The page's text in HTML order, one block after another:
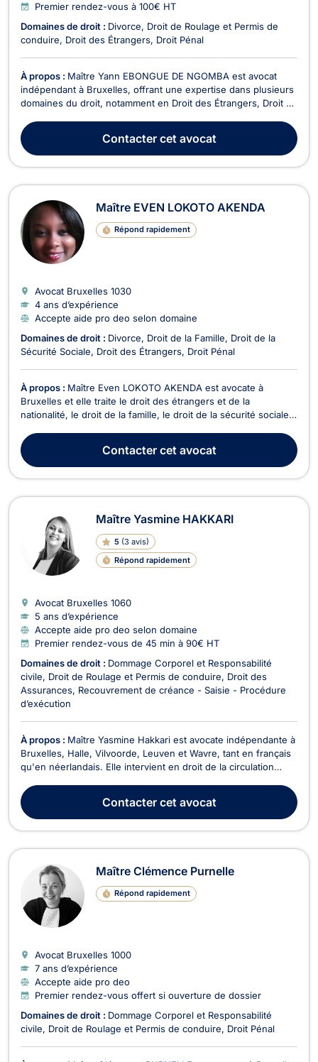
Premier rendez-vous à 100€ HT
Domaines de droit : Divorce
Droit de Roulage et Permis de
conduire
Droit des Étrangers Droit Pénal
À propos : Maître Yann EBONGUE DE NGOMBA est avocat
indépendant à Bruxelles, offrant une expertise dans plusieurs
domaines du droit, notamment en Droit des Étrangers, Droit de
le début de sa carrière en 2019, Maître EBONGUE DE
NGOMBA a acquis une solide expérience en trava...
Contactercet avocat
Maître EVEN LOKOTO AKENDA
Répond rapidement
Avocat Bruxelles 1030
4 ans d’expérience
Accepte aide pro deo selon domaine
Domaines de droit : Divorce Droit de la Famille
Droit de la
Sécurité Sociale
Droit des Étrangers Droit Pénal
À propos : Maître Even LOKOTO AKENDA est avocate à
Bruxelles et elle traite le droit des étrangers et de la
nationalité, le droit de la famille, le droit de la sécurité sociale
des étrangers et de la nationalité, Maître Even LOKOTO
AKENDA s’occupe des contentieux touchan...
Contactercet avocat
Maître Yasmine HAKKARI
5 (3 avis)
Répond rapidement
Avocat Bruxelles 1060
5 ans d’expérience
Accepte aide pro deo selon domaine
Premier rendez-vous de 45 min à 90€ HT
Domaines de droit : Dommage Corporel et Responsabilité
civile
Droit de Roulage et Permis de conduire
Droit des
Assurances Recouvrement de créance - Saisie - Procédure
d’exécution
À propos : Maître Yasmine Hakkari est avocate indépendante à
Bruxelles, Halle, Vilvoorde, Leuven et Wavre, tant en français
qu'en néerlandais. Elle intervient en droit de la circulation
responsabilité civile et en dommage corporel, ainsi qu'en droit
pénal. En droit de roulage et pe...
Contactercet avocat
Maître Clémence Purnelle
Répond rapidement
Avocat Bruxelles 1000
7 ans d’expérience
Accepte aide pro deo
Premier rendez-vous offert si ouverture de dossier
Domaines de droit : Dommage Corporel et Responsabilité
civile
Droit de Roulage et Permis de conduire Droit Pénal